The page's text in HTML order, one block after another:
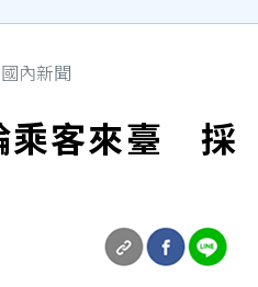
國內新聞
乘客來臺 採